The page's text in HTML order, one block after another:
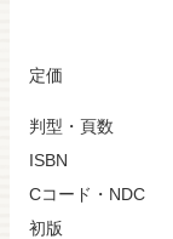
定価
判型・頁数
ISBN
Cコード・NDC
初版